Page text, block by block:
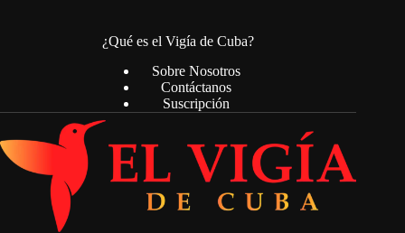
¿Qué es el Vigía de Cuba?
Sobre Nosotros
Contáctanos
Suscripción